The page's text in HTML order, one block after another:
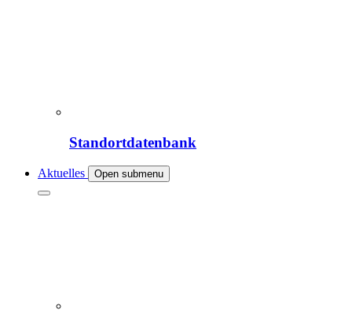
Standortdatenbank
Aktuelles Open submenu